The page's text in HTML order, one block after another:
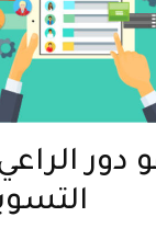
دور